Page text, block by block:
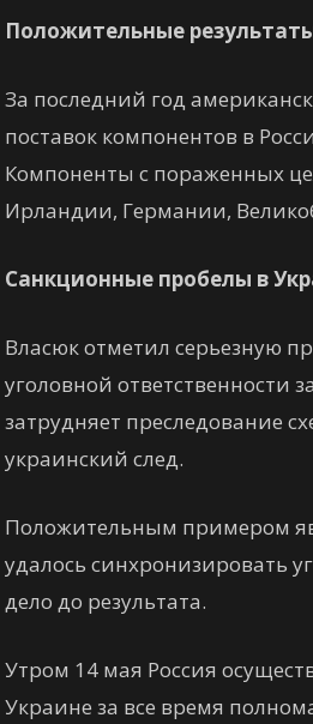
Положительные
За последний год
поставок компонентов в
Компоненты с пораженных
Ирландии, Германии,
Санкционные пробелы в
Власюк отметил серьезную
уголовной ответственности
затрудняет преследование
украинский след.
Положительным примером
удалось синхронизировать
дело до результата.
Утром 14 мая Россия
Украине за все время